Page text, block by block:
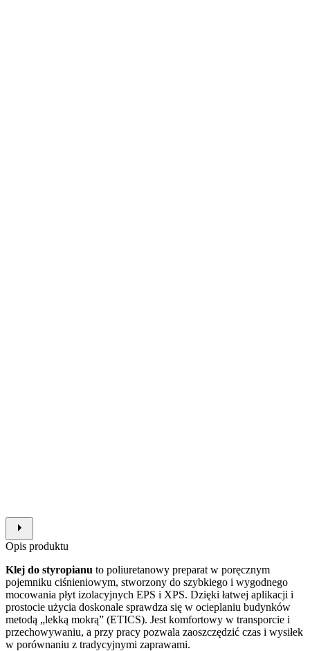
Opis produktu
Klej do styropianu to poliuretanowy preparat w poręcznym
pojemniku ciśnieniowym, stworzony do szybkiego i wygodnego
mocowania płyt izolacyjnych EPS i XPS. Dzięki łatwej aplikacji i
prostocie użycia doskonale sprawdza się w ocieplaniu budynków
metodą „lekką mokrą” (ETICS). Jest komfortowy w transporcie i
przechowywaniu, a przy pracy pozwala zaoszczędzić czas i wysiłek
w porównaniu z tradycyjnymi zaprawami.